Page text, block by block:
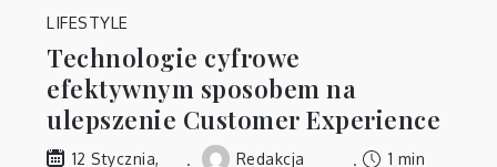
LIFESTYLE
Technologie cyfrowe
efektywnym sposobem na
ulepszenie Customer Experience
12 Stycznia,
Redakcja
1 min